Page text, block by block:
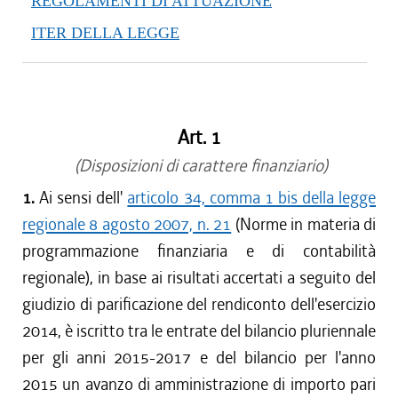
dal 10/08/2017 al 04/01/2018
dal 27/07/2017 al 09/08/2017
dal 01/12/2016 al 14/12/2016
dal 10/11/2016 al 30/11/2016
dal 13/08/2016 al 09/11/2016
dal 01/06/2016 al 12/08/2016
dal 13/05/2016 al 31/05/2016
dal 13/01/2016 al 12/05/2016
dal 01/01/2016 al 12/01/2016
dal 13/11/2015 al 31/12/2015
dal 22/10/2015 al 12/11/2015
dal 11/08/2015 al 21/10/2015
ITER DELLA LEGGE
Art. 1
(Disposizioni di carattere finanziario)
1.Ai sensi dell' articolo 34, comma 1 bis della legge
regionale 8 agosto 2007, n. 21 (Norme in materia di
programmazione finanziaria e di contabilità
regionale), in base ai risultati accertati a seguito del
giudizio di parificazione del rendiconto dell'esercizio
2014, è iscritto tra le entrate del bilancio pluriennale
per gli anni 2015-2017 e del bilancio per l'anno
2015 un avanzo di amministrazione di importo pari